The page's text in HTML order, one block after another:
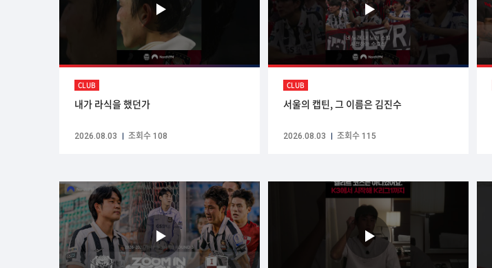
CLUB
내가 라식을 했던가
2026.08.03 조회수 108
CLUB
서울의 캡틴, 그 이름은 김진수
2026.08.03 조회수 115